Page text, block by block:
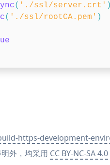
( './ssl/server.crt' )
( './ssl/rootCA.pem' )
https-development-
外，均采用 CC BY-NC-SA 4.0